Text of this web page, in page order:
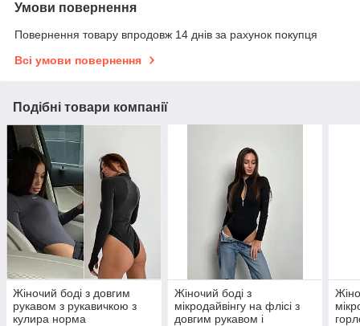
Умови повернення
Повернення товару впродовж 14 днів за рахунок покупця
Всі умови повернення
Подібні товари компанії
Жіночий боді з довгим
рукавом з рукавичкою з
кулира норма
Жіночий боді з
мікродайвінгу на флісі з
довгим рукавом і